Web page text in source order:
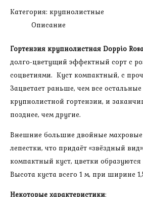
Роза
Категория: крупнолистные
Описание
Гортензия крупнолистная Doppio
долго-цветущий эффектный сорт с
соцветиями. Куст компактный, с
Зацветает раньше, чем все остальные
крупнолистной гортензии, и
позднее, чем другие.
Внешние большие двойные
лепестки, что придаёт «звёздный
компактный куст, цветки
Высота куста всего 1 м, при ширине
Некоторые характеристики: